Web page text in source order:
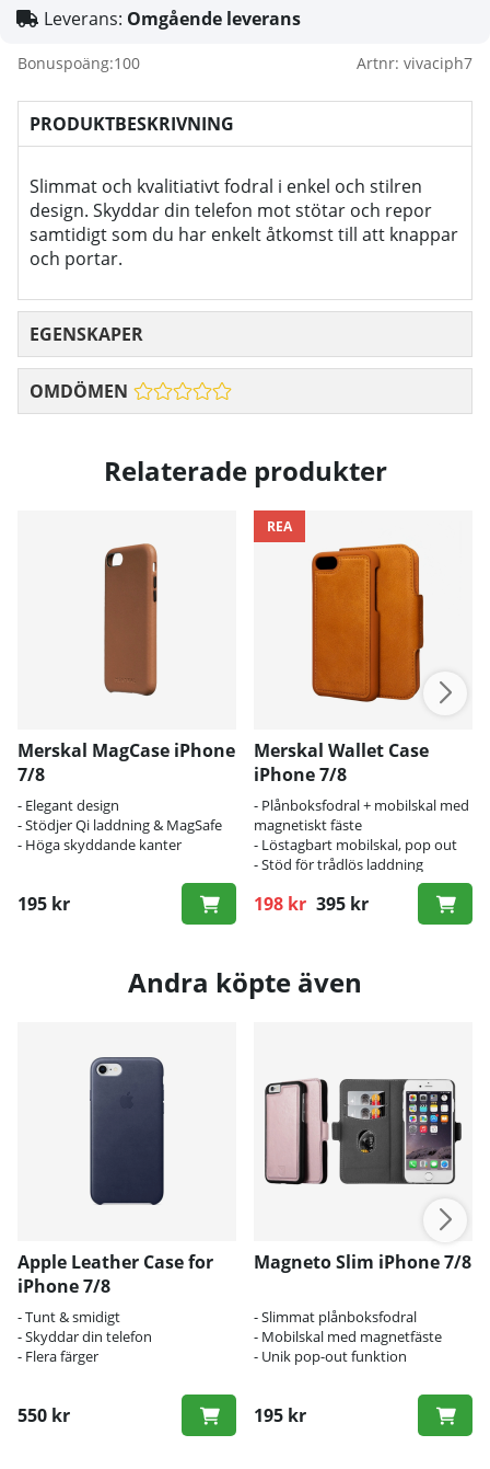
Leverans: Omgående leverans
Bonuspoäng:100 Artnr: vivaciph7
PRODUKTBESKRIVNING
Slimmat och kvalitiativt fodral i enkel och stilren
design. Skyddar din telefon mot stötar och repor
samtidigt som du har enkelt åtkomst till att knappar
och portar.
EGENSKAPER
OMDÖMEN
Relaterade produkter
Merskal MagCase iPhone
7/8
- Elegant design
- Stödjer Qi laddning & MagSafe
- Höga skyddande kanter
195 kr
REA
Merskal Wallet Case
iPhone 7/8
- Plånboksfodral + mobilskal med
magnetiskt fäste
- Löstagbart mobilskal, pop out
- Stöd för trådlös laddning
198 kr 395 kr
Ordinarie pris:
Andra köpte även
Apple Leather Case for
iPhone 7/8
- Tunt & smidigt
- Skyddar din telefon
- Flera färger
550 kr
Magneto Slim iPhone 7/8
- Slimmat plånboksfodral
- Mobilskal med magnetfäste
- Unik pop-out funktion
195 kr